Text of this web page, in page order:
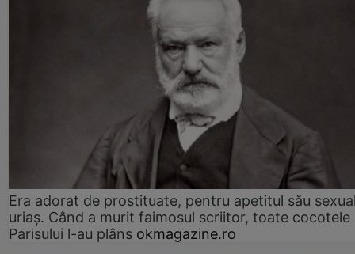
Era adorat de prostituate, pentru apetitul său
uriaș. Când a murit faimosul scriitor, toate cocotele
Parisului l-au plâns okmagazine.ro